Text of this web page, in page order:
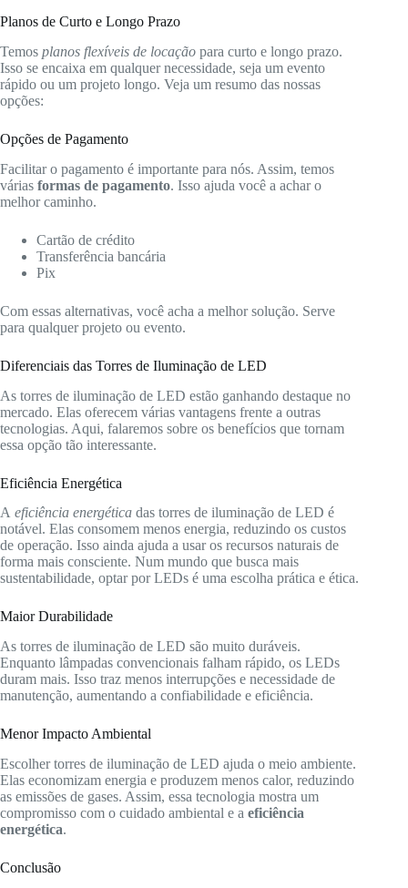
Planos de Curto e Longo Prazo
Temos planos flexíveis de locação para curto e longo prazo.
Isso se encaixa em qualquer necessidade, seja um evento
rápido ou um projeto longo. Veja um resumo das nossas
opções:
Opções de Pagamento
Facilitar o pagamento é importante para nós. Assim, temos
várias formas de pagamento. Isso ajuda você a achar o
melhor caminho.
Cartão de crédito
Transferência bancária
Pix
Com essas alternativas, você acha a melhor solução. Serve
para qualquer projeto ou evento.
Diferenciais das Torres de Iluminação de LED
As torres de iluminação de LED estão ganhando destaque no
mercado. Elas oferecem várias vantagens frente a outras
tecnologias. Aqui, falaremos sobre os benefícios que tornam
essa opção tão interessante.
Eficiência Energética
A eficiência energética das torres de iluminação de LED é
notável. Elas consomem menos energia, reduzindo os custos
de operação. Isso ainda ajuda a usar os recursos naturais de
forma mais consciente. Num mundo que busca mais
sustentabilidade, optar por LEDs é uma escolha prática e ética.
Maior Durabilidade
As torres de iluminação de LED são muito duráveis.
Enquanto lâmpadas convencionais falham rápido, os LEDs
duram mais. Isso traz menos interrupções e necessidade de
manutenção, aumentando a confiabilidade e eficiência.
Menor Impacto Ambiental
Escolher torres de iluminação de LED ajuda o meio ambiente.
Elas economizam energia e produzem menos calor, reduzindo
as emissões de gases. Assim, essa tecnologia mostra um
compromisso com o cuidado ambiental e a eficiência
energética.
Conclusão